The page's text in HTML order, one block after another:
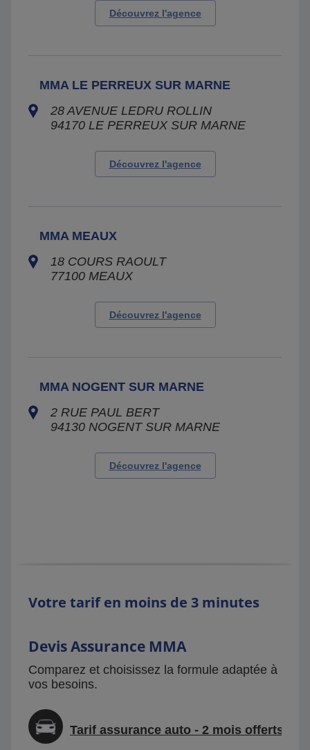
Découvrez l'agence
MMA LE PERREUX SUR MARNE
28 AVENUE LEDRU ROLLIN
94170 LE PERREUX SUR MARNE
Découvrez l'agence
MMA MEAUX
18 COURS RAOULT
77100 MEAUX
Découvrez l'agence
MMA NOGENT SUR MARNE
2 RUE PAUL BERT
94130 NOGENT SUR MARNE
Découvrez l'agence
Votre tarif en moins de 3 minutes
Devis Assurance MMA
Comparez et choisissez la formule adaptée à
vos besoins.
Tarif assurance auto - 2 mois offerts